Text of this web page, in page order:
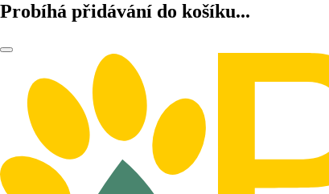
Probíhá přidávání do košíku...